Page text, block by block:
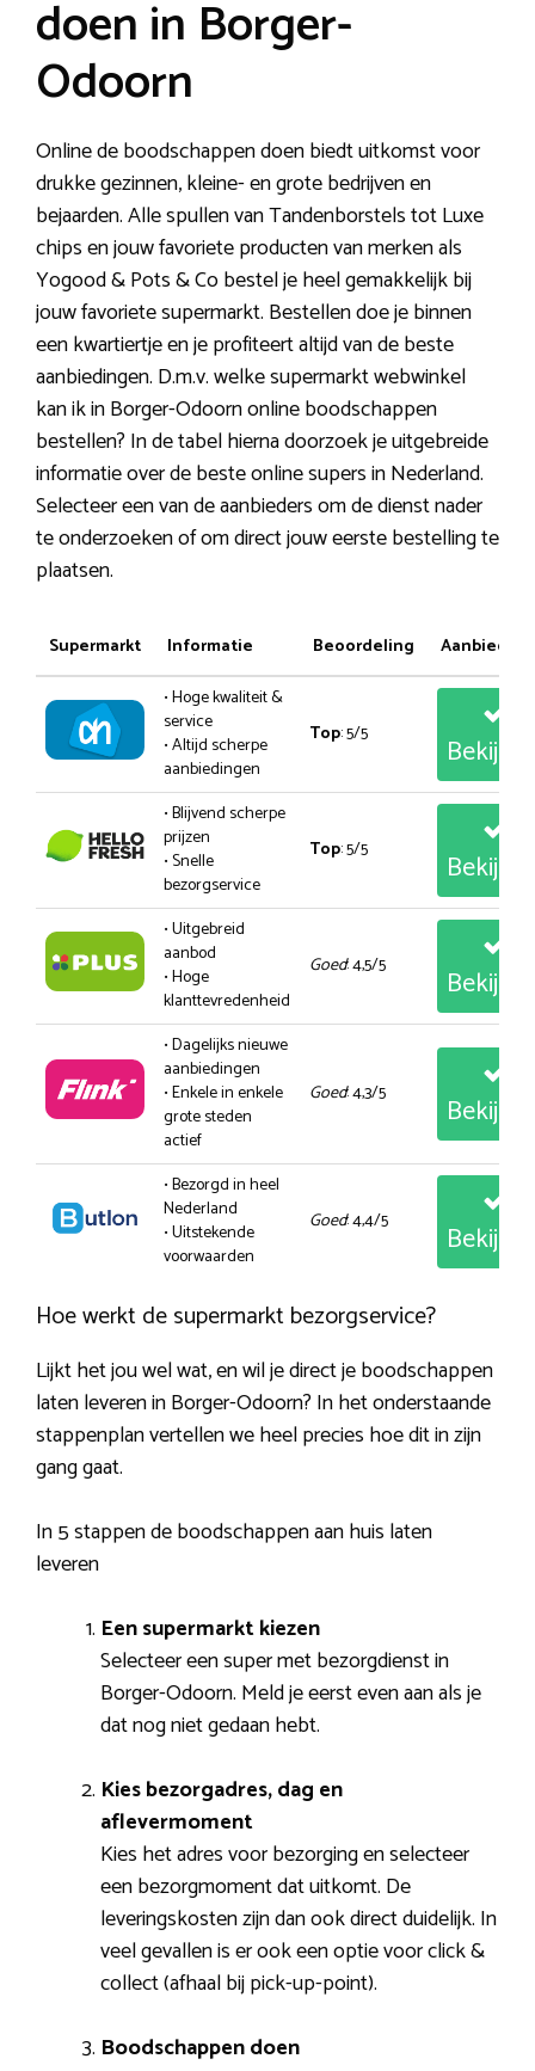
doen in Borger-
Odoorn
Online de boodschappen doen biedt uitkomst voor
drukke gezinnen, kleine- en grote bedrijven en
bejaarden. Alle spullen van Tandenborstels tot Luxe
chips en jouw favoriete producten van merken als
Yogood & Pots & Co bestel je heel gemakkelijk bij
jouw favoriete supermarkt. Bestellen doe je binnen
een kwartiertje en je profiteert altijd van de beste
aanbiedingen. D.m.v. welke supermarkt webwinkel
kan ik in Borger-Odoorn online boodschappen
bestellen? In de tabel hierna doorzoek je uitgebreide
informatie over de beste online supers in Nederland.
Selecteer een van de aanbieders om de dienst nader
te onderzoeken of om direct jouw eerste bestelling te
plaatsen.
Supermarkt Informatie Beoordeling
• Hoge kwaliteit &
service
• Altijd scherpe
aanbiedingen
Top: 5/5
• Blijvend scherpe
prijzen
• Snelle
bezorgservice
Top: 5/5
• Uitgebreid
aanbod
• Hoge
klanttevredenheid
Goed: 4,5/5
• Dagelijks nieuwe
aanbiedingen
• Enkele in enkele
grote steden
actief
Goed: 4,3/5
• Bezorgd in heel
Nederland
• Uitstekende
voorwaarden
Goed: 4,4/5
Hoe werkt de supermarkt bezorgservice?
Lijkt het jou wel wat, en wil je direct je boodschappen
laten leveren in Borger-Odoorn? In het onderstaande
stappenplan vertellen we heel precies hoe dit in zijn
gang gaat.
In 5 stappen de boodschappen aan huis laten
leveren
Een supermarkt kiezen
Selecteer een super met bezorgdienst in
Borger-Odoorn. Meld je eerst even aan als je
dat nog niet gedaan hebt.
Kies bezorgadres, dag en
aflevermoment
Kies het adres voor bezorging en selecteer
een bezorgmoment dat uitkomt. De
leveringskosten zijn dan ook direct duidelijk. In
veel gevallen is er ook een optie voor click &
collect (afhaal bij pick-up-point).
Boodschappen doen